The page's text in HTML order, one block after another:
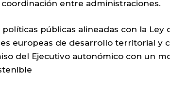
entre administraciones.
públicas alineadas con la Ley
europeas de desarrollo territorial y
del Ejecutivo autonómico con un